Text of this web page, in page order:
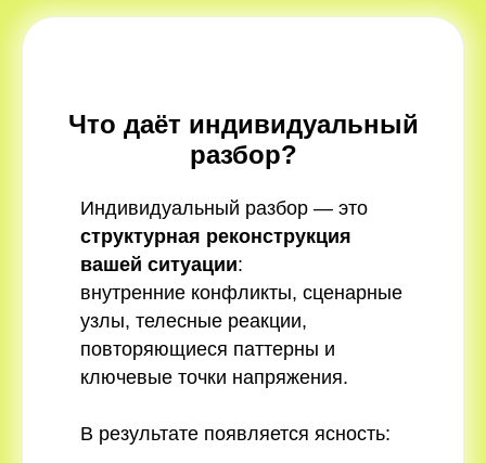
Что даёт индивидуальный
разбор?
Индивидуальный разбор — это
структурная реконструкция
вашей ситуации:
внутренние конфликты, сценарные
узлы, телесные реакции,
повторяющиеся паттерны и
ключевые точки напряжения.
В результате появляется ясность: